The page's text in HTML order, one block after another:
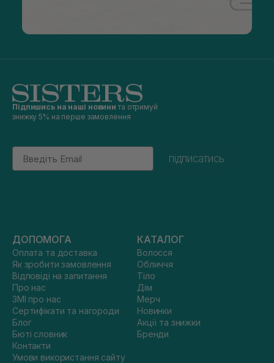
Підпишись на наші новини та отримуй
знижку 5% на перше замовлення
Email
підписатись
ДОПОМОГА
Оплата та доставка
Як зробити замовлення
Відповіді на запитання
Про нас
ЗМІ про нас
Сертифікати та нагороди
Блог
Бюті словник
Контакти
Умови використання сайту
КАТАЛОГ
Волосся
Обличчя
Тіло
Дім
Мерч
Новинки
Акції та знижки
Бренди